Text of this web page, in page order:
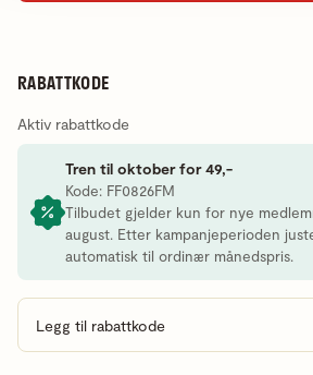
RABATTKODE
Aktiv rabattkode
Tren til oktober for 49,-
Kode: FF0826FM
Tilbudet gjelder kun for nye
august. Etter kampanjeperioden
automatisk til ordinær månedspris.
Legg til rabattkode